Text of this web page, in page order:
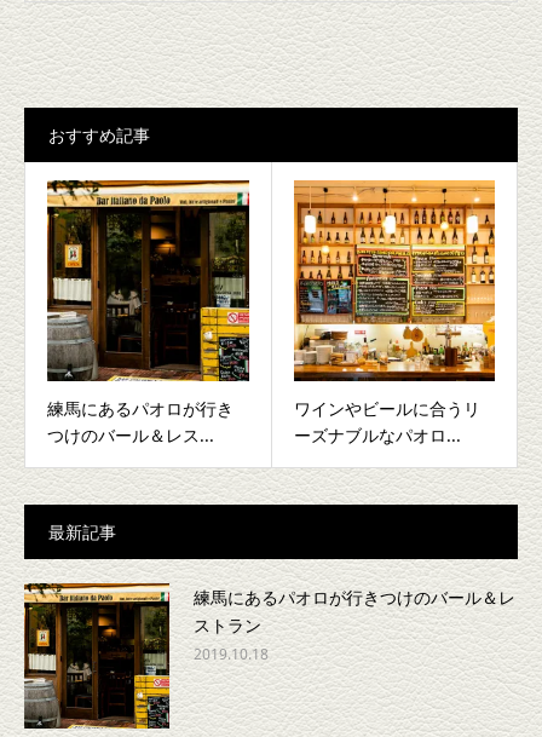
おすすめ記事
練馬にあるパオロが行き
つけのバール＆レス...
ワインやビールに合うリ
ーズナブルなパオロ...
最新記事
練馬にあるパオロが行きつけのバール＆レ
ストラン
2019.10.18